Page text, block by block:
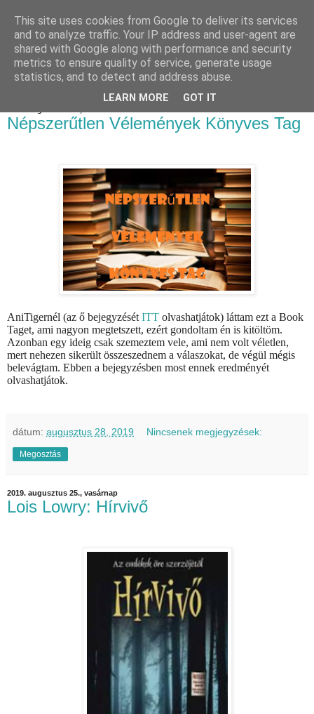
Luthien Könyvvilága Blog
Népszerűtlen Vélemények Könyves Tag
AniTigernél (az ő bejegyzését ITT olvashatjátok) láttam ezt a Book
Taget, ami nagyon megtetszett, ezért gondoltam én is kitöltöm.
Azonban egy ideig csak szemeztem vele, ami nem volt véletlen,
mert nehezen sikerült összeszednem a válaszokat, de végül mégis
belevágtam. Ebben a bejegyzésben most ennek eredményét
olvashatjátok.
dátum: augusztus 28, 2019 Nincsenek megjegyzések:
Megosztás
2019. augusztus 25., vasárnap
Lois Lowry: Hírvivő
This site uses cookies from Google to deliver its services
and to analyze traffic. Your IP address and user-agent are
shared with Google along with performance and security
metrics to ensure quality of service, generate usage
statistics, and to detect and address abuse.
LEARN MORE GOT IT